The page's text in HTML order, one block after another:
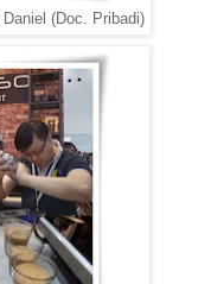
(Doc. Pribadi)